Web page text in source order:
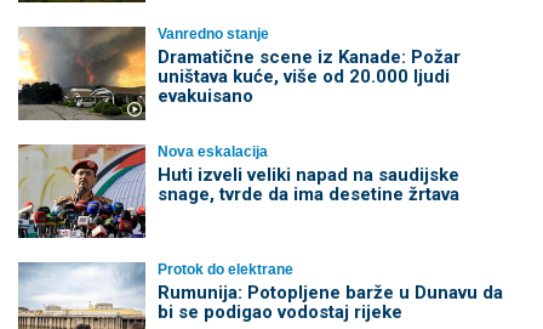
Vanredno stanje
Dramatične scene iz Kanade: Požar
uništava kuće, više od 20.000 ljudi
evakuisano
Nova eskalacija
Huti izveli veliki napad na saudijske
snage, tvrde da ima desetine žrtava
Protok do elektrane
Rumunija: Potopljene barže u Dunavu da
bi se podigao vodostaj rijeke